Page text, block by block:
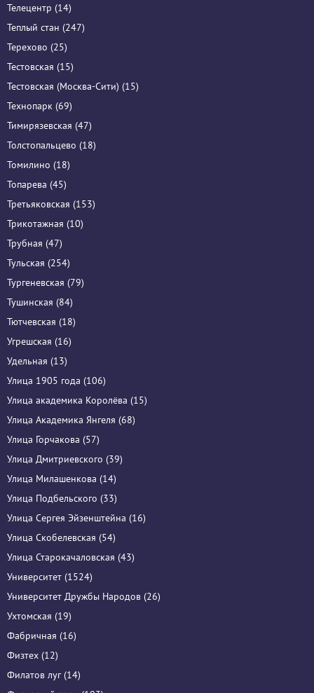
Телецентр (14)
Теплый стан (247)
Терехово (25)
Тестовская (15)
Тестовская (Москва-Сити) (15)
Технопарк (69)
Тимирязевская (47)
Толстопальцево (18)
Томилино (18)
Топарева (45)
Третьяковская (153)
Трикотажная (10)
Трубная (47)
Тульская (254)
Тургеневская (79)
Тушинская (84)
Тютчевская (18)
Угрешская (16)
Удельная (13)
Улица 1905 года (106)
Улица академика Королёва (15)
Улица Академика Янгеля (68)
Улица Горчакова (57)
Улица Дмитриевского (39)
Улица Милашенкова (14)
Улица Подбельского (33)
Улица Сергея Эйзенштейна (16)
Улица Скобелевская (54)
Улица Старокачаловская (43)
Университет (1524)
Университет Дружбы Народов (26)
Ухтомская (19)
Фабричная (16)
Физтех (12)
Филатов луг (14)